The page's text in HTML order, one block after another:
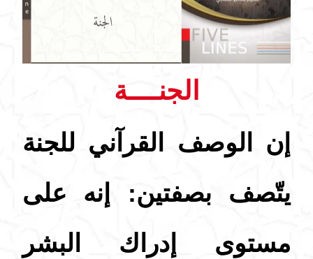
الجنــــة
إن الوصف القرآني للجنة
يتّصف بصفتين: إنه على
مستوى إدراك البشر